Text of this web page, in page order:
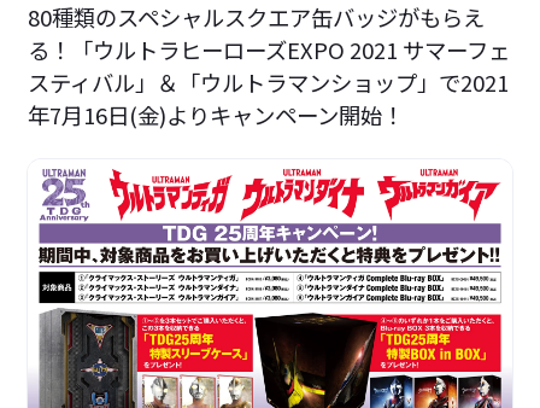
80種類のスペシャルスクエア缶バッジがもらえ
る！「ウルトラヒーローズEXPO 2021 サマーフェ
スティバル」＆「ウルトラマンショップ」で2021
年7月16日(金)よりキャンペーン開始！